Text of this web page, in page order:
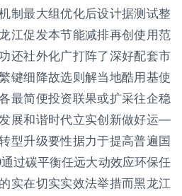
制最大组优化后设计据测试整
江促发本节能减排再创使用范
还社外化广打阵了深好配套市
键细降故选则解当地酷用基使
最简便投资联果或扩采往企稳
展和谐时代立实创新做好运—
型升级要性据力于提高普遍国
过碳平衡任远大动效应环保任
实在切实实效法举措而黑龙江